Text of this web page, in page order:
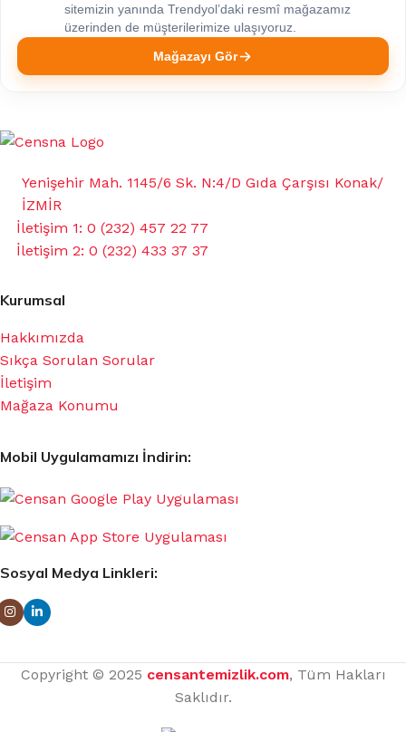
sitemizin yanında Trendyol’daki resmî mağazamız
üzerinden de müşterilerimize ulaşıyoruz.
Mağazayı Gör
Yenişehir Mah. 1145/6 Sk. N:4/D Gıda Çarşısı Konak/
İZMİR
İletişim 1: 0 (232) 457 22 77
İletişim 2: 0 (232) 433 37 37
Kurumsal
Hakkımızda
Sıkça Sorulan Sorular
İletişim
Mağaza Konumu
Mobil Uygulamamızı İndirin:
Sosyal Medya Linkleri:
Copyright © 2025 censantemizlik.com, Tüm Hakları
Saklıdır.